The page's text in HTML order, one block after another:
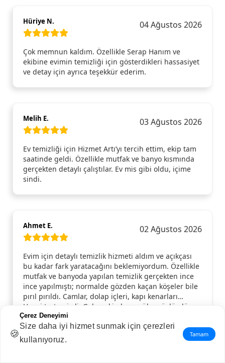
Hüriye N. 04 Ağustos 2026
Çok memnun kaldım. Özellikle Serap Hanım ve
ekibine evimin temizliği için gösterdikleri hassasiyet
ve detay için ayrıca teşekkür ederim.
Melih E. 03 Ağustos 2026
Ev temizliği için Hizmet Artı’yı tercih ettim, ekip tam
saatinde geldi. Özellikle mutfak ve banyo kısmında
gerçekten detaylı çalıştılar. Ev mis gibi oldu, içime
sindi.
Ahmet E. 02 Ağustos 2026
Evim için detaylı temizlik hizmeti aldım ve açıkçası
bu kadar fark yaratacağını beklemiyordum. Özellikle
mutfak ve banyoda yapılan temizlik gerçekten ince
ince yapılmıştı; normalde gözden kaçan köşeler bile
pırıl pırıldı. Camlar, dolap içleri, kapı kenarları…
Hepsi tertemizdi. Gelen ekip hem güler yüzlüydü
hem de işini aceleye getirmeden, özenle yaptı.
Temizlik bittikten sonra evde ferahlık hissi resmen
değişti. Gönül rahatlığıyla tavsiye ederim, tekrar
ihtiyaç duyduğumda yine aynı hizmeti alırım.
🍪
Çerez Deneyimi
Size daha iyi hizmet sunmak için çerezleri
kullanıyoruz.
Tamam